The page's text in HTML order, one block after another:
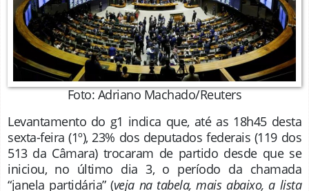
Foto: Adriano Machado/Reuters
Levantamento do g1 indica que, até as 18h45 desta
sexta-feira (1º), 23% dos deputados federais (119 dos
513 da Câmara) trocaram de partido desde que se
iniciou, no último dia 3, o período da chamada
“janela partidária” (veja na tabela, mais abaixo, a lista